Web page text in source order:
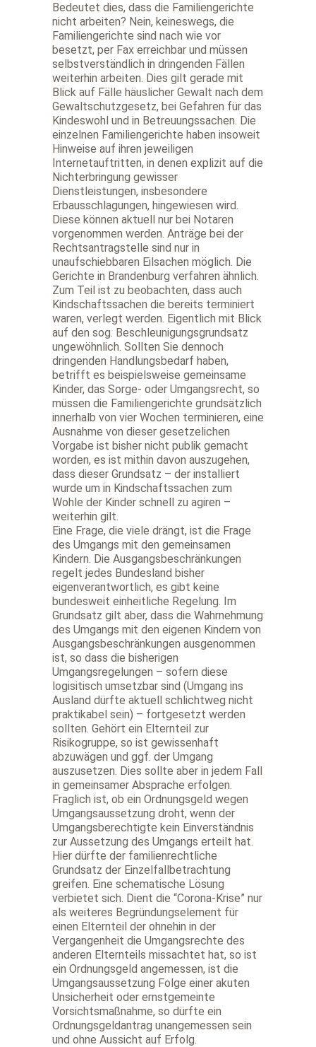
Bedeutet dies, dass die Familiengerichte
nicht arbeiten? Nein, keineswegs, die
Familiengerichte sind nach wie vor
besetzt, per Fax erreichbar und müssen
selbstverständlich in dringenden Fällen
weiterhin arbeiten. Dies gilt gerade mit
Blick auf Fälle häuslicher Gewalt nach dem
Gewaltschutzgesetz, bei Gefahren für das
Kindeswohl und in Betreuungssachen. Die
einzelnen Familiengerichte haben insoweit
Hinweise auf ihren jeweiligen
Internetauftritten, in denen explizit auf die
Nichterbringung gewisser
Dienstleistungen, insbesondere
Erbausschlagungen, hingewiesen wird.
Diese können aktuell nur bei Notaren
vorgenommen werden. Anträge bei der
Rechtsantragstelle sind nur in
unaufschiebbaren Eilsachen möglich. Die
Gerichte in Brandenburg verfahren ähnlich.
Zum Teil ist zu beobachten, dass auch
Kindschaftssachen die bereits terminiert
waren, verlegt werden. Eigentlich mit Blick
auf den sog. Beschleunigungsgrundsatz
ungewöhnlich. Sollten Sie dennoch
dringenden Handlungsbedarf haben,
betrifft es beispielsweise gemeinsame
Kinder, das Sorge- oder Umgangsrecht, so
müssen die Familiengerichte grundsätzlich
innerhalb von vier Wochen terminieren, eine
Ausnahme von dieser gesetzelichen
Vorgabe ist bisher nicht publik gemacht
worden, es ist mithin davon auszugehen,
dass dieser Grundsatz – der installiert
wurde um in Kindschaftssachen zum
Wohle der Kinder schnell zu agiren –
weiterhin gilt.
Eine Frage, die viele drängt, ist die Frage
des Umgangs mit den gemeinsamen
Kindern. Die Ausgangsbeschränkungen
regelt jedes Bundesland bisher
eigenverantwortlich, es gibt keine
bundesweit einheitliche Regelung. Im
Grundsatz gilt aber, dass die Wahrnehmung
des Umgangs mit den eigenen Kindern von
Ausgangsbeschränkungen ausgenommen
ist, so dass die bisherigen
Umgangsregelungen – sofern diese
logisitisch umsetzbar sind (Umgang ins
Ausland dürfte aktuell schlichtweg nicht
praktikabel sein) – fortgesetzt werden
sollten. Gehört ein Elternteil zur
Risikogruppe, so ist gewissenhaft
abzuwägen und ggf. der Umgang
auszusetzen. Dies sollte aber in jedem Fall
in gemeinsamer Absprache erfolgen.
Fraglich ist, ob ein Ordnungsgeld wegen
Umgangsaussetzung droht, wenn der
Umgangsberechtigte kein Einverständnis
zur Aussetzung des Umgangs erteilt hat.
Hier dürfte der familienrechtliche
Grundsatz der Einzelfallbetrachtung
greifen. Eine schematische Lösung
verbietet sich. Dient die “Corona-Krise” nur
als weiteres Begründungselement für
einen Elternteil der ohnehin in der
Vergangenheit die Umgangsrechte des
anderen Elternteils missachtet hat, so ist
ein Ordnungsgeld angemessen, ist die
Umgangsaussetzung Folge einer akuten
Unsicherheit oder ernstgemeinte
Vorsichtsmaßnahme, so dürfte ein
Ordnungsgeldantrag unangemessen sein
und ohne Aussicht auf Erfolg.